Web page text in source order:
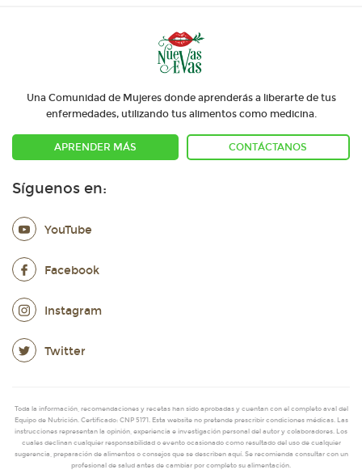
Una Comunidad de Mujeres donde aprenderás a liberarte de tus
enfermedades, utilizando tus alimentos como medicina.
APRENDER MÁS CONTÁCTANOS
Síguenos en:
YouTube
Facebook
Instagram
Twitter
Toda la información, recomendaciones y recetas han sido aprobadas y cuentan con el completo aval del
Equipo de Nutrición. Certificado: CNP 5171. Esta website no pretende prescribir condiciones médicas. Las
instrucciones representan la opinión, experiencia e investigación personal del autor y colaboradores. Los
cuales declinan cualquier responsabilidad o evento ocasionado como resultado del uso de cualquier
sugerencia, preparación de alimentos o consejos que se describen aquí. Se recomienda consultar con un
profesional de salud antes de cambiar por completo su alimentación.